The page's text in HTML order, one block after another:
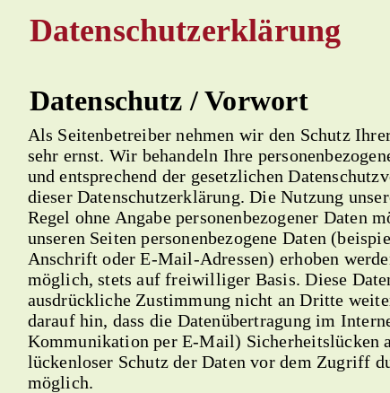
Datenschutzerklärung
Datenschutz / Vorwort
Als Seitenbetreiber nehmen wir den Schutz
sehr ernst. Wir behandeln Ihre
und entsprechend der gesetzlichen
dieser Datenschutzerklärung. Die Nutzung
Regel ohne Angabe personenbezogener Daten
unseren Seiten personenbezogene Daten
Anschrift oder E-Mail-Adressen) erhoben
möglich, stets auf freiwilliger Basis. Diese
ausdrückliche Zustimmung nicht an Dritte
darauf hin, dass die Datenübertragung im
Kommunikation per E-Mail) Sicherheitslücken
lückenloser Schutz der Daten vor dem Zugriff
möglich.